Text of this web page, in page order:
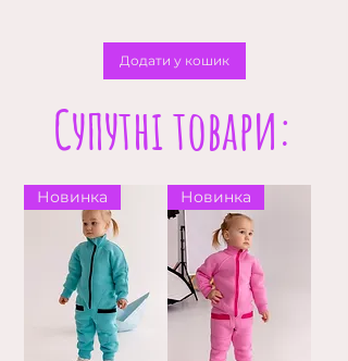
Додати у кошик
Новинка Новинка
Супутні товари: